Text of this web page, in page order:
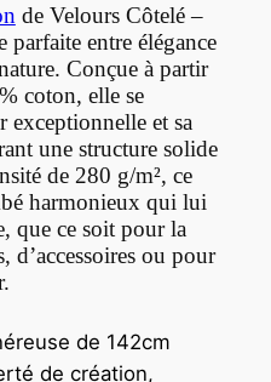
de Velours Côtelé –
parfaite entre élégance
Conçue à partir
coton, elle se
exceptionnelle et sa
une structure solide
de 280 g/m², ce
harmonieux qui lui
que ce soit pour la
d’accessoires ou pour
de 142cm
de création,